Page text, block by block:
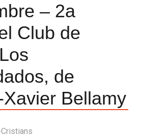
– 2a
Club de
de
Bellamy